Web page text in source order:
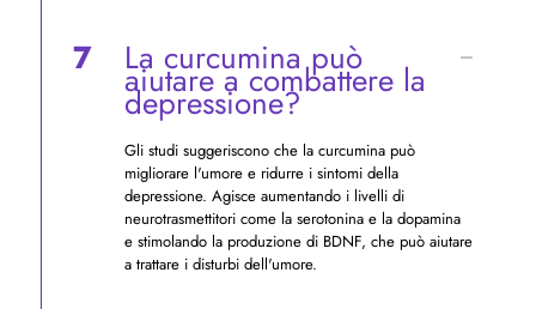
7 La curcumina può
aiutare a combattere la
depressione?
Gli studi suggeriscono che la curcumina può
migliorare l'umore e ridurre i sintomi della
depressione. Agisce aumentando i livelli di
neurotrasmettitori come la serotonina e la dopamina
e stimolando la produzione di BDNF, che può aiutare
a trattare i disturbi dell'umore.